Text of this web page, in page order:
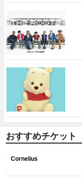
おすすめチケット
Cornelius